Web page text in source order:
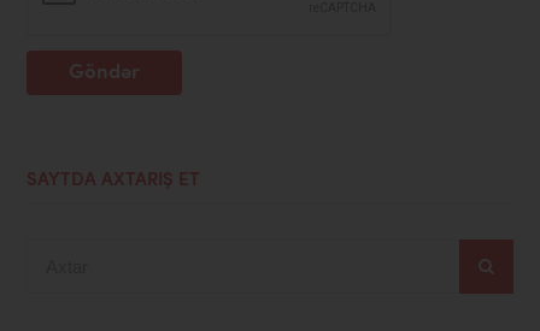
SAYTDA AXTARIŞ ET
Göndər